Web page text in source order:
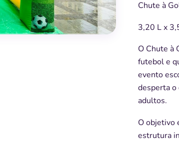
Chute à
3,20 L x
O Chute à
futebol e
evento
desperta o
adultos.
O objetivo
estrutura